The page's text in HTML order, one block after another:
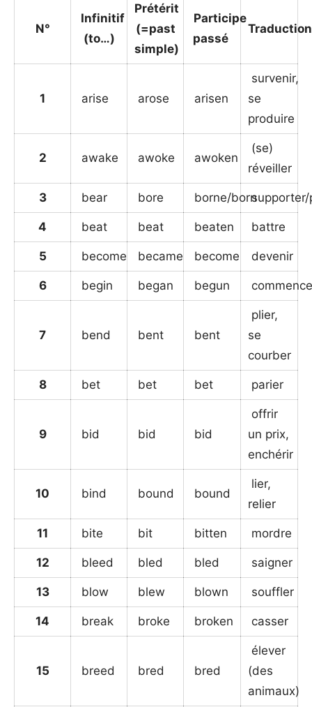
N°
Infinitif
(to…)
Prétérit
(=past
simple)
Participe
passé
Traduction
1 arise arose arisen
survenir,
se
produire
2 awake awoke awoken
(se)
réveiller
3 bear bore borne/bornsupporter/
4 beat beat beaten battre
5 become became become devenir
6 begin began begun
7 bend bent bent
plier,
se
courber
8 bet bet bet parier
9 bid bid bid
offrir
un prix,
enchérir
10 bind bound bound
lier,
relier
11 bite bit bitten mordre
12 bleed bled bled saigner
13 blow blew blown souffler
14 break broke broken casser
15 breed bred bred
élever
(des
animaux)